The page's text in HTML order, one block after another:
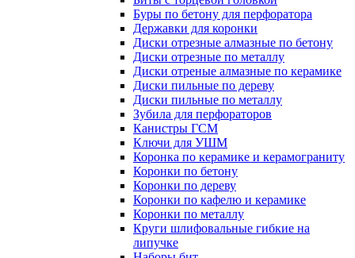
Буры по бетону для перфоратора
Державки для коронки
Диски отрезные алмазные по бетону
Диски отрезные по металлу
Диски отреные алмазные по керамике
Диски пильные по дереву
Диски пильные по металлу
Зубила для перфораторов
Канистры ГСМ
Ключи для УШМ
Коронка по керамике и керамограниту
Коронки по бетону
Коронки по дереву
Коронки по кафелю и керамике
Коронки по металлу
Круги шлифовальные гибкие на
липучке